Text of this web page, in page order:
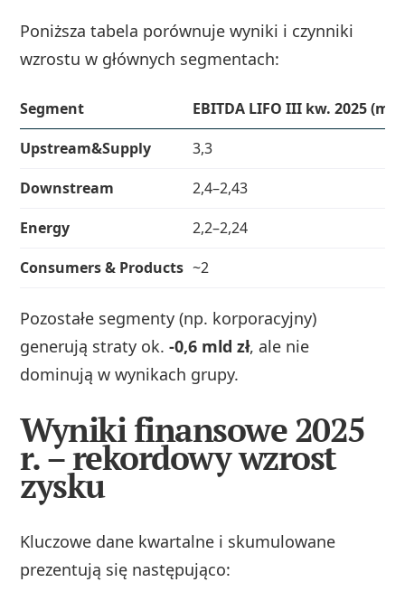
Poniższa tabela porównuje wyniki i czynniki
wzrostu w głównych segmentach:
Segment
EBITDA LIFO III kw. 2025 (mld
Upstream&Supply
3,3
Downstream
2,4–2,43
Energy
2,2–2,24
Consumers & Products ~2
Pozostałe segmenty (np. korporacyjny)
generują straty ok.-0,6 mld zł, ale nie
dominują w wynikach grupy.
Wyniki finansowe 2025
r. – rekordowy wzrost
zysku
Kluczowe dane kwartalne i skumulowane
prezentują się następująco: